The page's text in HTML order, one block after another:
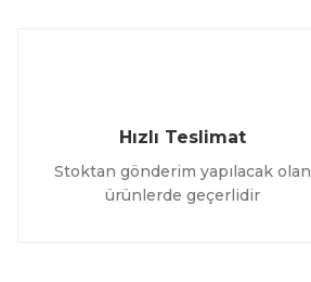
Hızlı Teslimat
Stoktan gönderim yapılacak olan
ürünlerde geçerlidir